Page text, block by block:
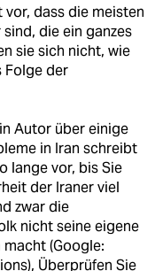
dass die meisten
die ein ganzes
sie sich nicht, wie
Folge der
Autor über einige
in Iran schreibt
lange vor, bis Sie
der Iraner viel
zwar die
nicht seine eigene
(Google:
Überprüfen Sie